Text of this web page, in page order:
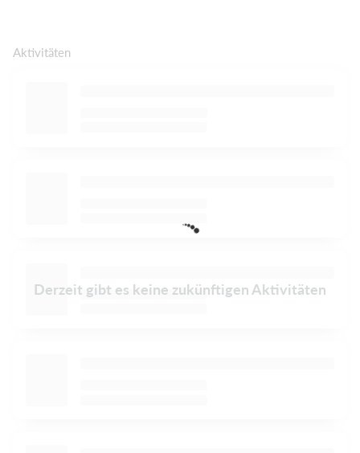
Aktivitäten
Derzeit gibt es keine zukünftigen Aktivitäten